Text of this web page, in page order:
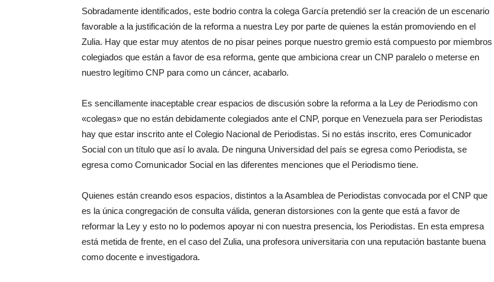
Sobradamente identificados, este bodrio contra la colega García pretendió ser la creación de un escenario
favorable a la justificación de la reforma a nuestra Ley por parte de quienes la están promoviendo en el
Zulia. Hay que estar muy atentos de no pisar peines porque nuestro gremio está compuesto por miembros
colegiados que están a favor de esa reforma, gente que ambiciona crear un CNP paralelo o meterse en
nuestro legítimo CNP para como un cáncer, acabarlo.
Es sencillamente inaceptable crear espacios de discusión sobre la reforma a la Ley de Periodismo con
«colegas» que no están debidamente colegiados ante el CNP, porque en Venezuela para ser Periodistas
hay que estar inscrito ante el Colegio Nacional de Periodistas. Si no estás inscrito, eres Comunicador
Social con un título que así lo avala. De ninguna Universidad del país se egresa como Periodista, se
egresa como Comunicador Social en las diferentes menciones que el Periodismo tiene.
Quienes están creando esos espacios, distintos a la Asamblea de Periodistas convocada por el CNP que
es la única congregación de consulta válida, generan distorsiones con la gente que está a favor de
reformar la Ley y esto no lo podemos apoyar ni con nuestra presencia, los Periodistas. En esta empresa
está metida de frente, en el caso del Zulia, una profesora universitaria con una reputación bastante buena
como docente e investigadora.